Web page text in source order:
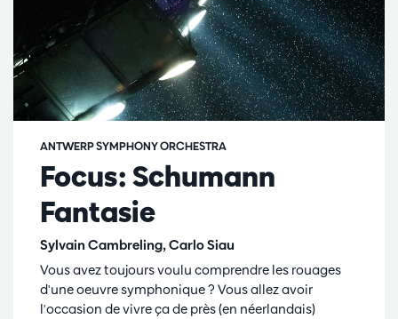
Focus: Schumann
Fantasie
Sylvain Cambreling, Carlo Siau
ANTWERP SYMPHONY ORCHESTRA
Vous avez toujours voulu comprendre les rouages
d'une oeuvre symphonique ? Vous allez avoir
l'occasion de vivre ça de près (en néerlandais)